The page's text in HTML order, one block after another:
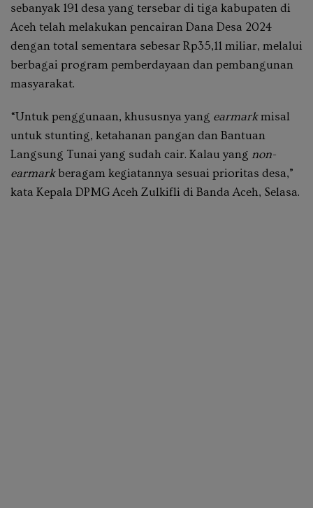
sebanyak 191 desa yang tersebar di tiga kabupaten di
Aceh telah melakukan pencairan Dana Desa 2024
dengan total sementara sebesar Rp35,11 miliar, melalui
berbagai program pemberdayaan dan pembangunan
masyarakat.
“Untuk penggunaan, khususnya yang earmarkmisal
untuk stunting, ketahanan pangan dan Bantuan
Langsung Tunai yang sudah cair. Kalau yang non-
earmark beragam kegiatannya sesuai prioritas desa,”
kata Kepala DPMG Aceh Zulkifli di Banda Aceh, Selasa.